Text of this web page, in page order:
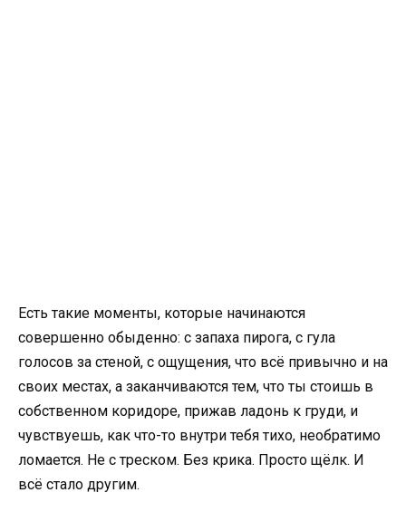
Есть такие моменты, которые начинаются
совершенно обыденно: с запаха пирога, с гула
голосов за стеной, с ощущения, что всё привычно и на
своих местах, а заканчиваются тем, что ты стоишь в
собственном коридоре, прижав ладонь к груди, и
чувствуешь, как что-то внутри тебя тихо, необратимо
ломается. Не с треском. Без крика. Просто щёлк. И
всё стало другим.